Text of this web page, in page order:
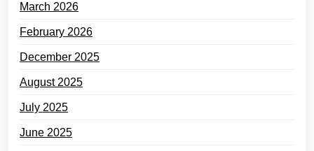
March 2026
February 2026
December 2025
August 2025
July 2025
June 2025